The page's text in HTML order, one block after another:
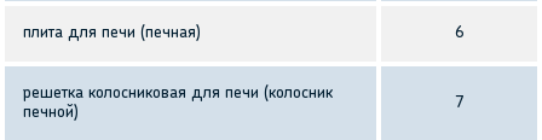
плита для печи (печная) 6
решетка колосниковая для печи (колосник
печной)
7